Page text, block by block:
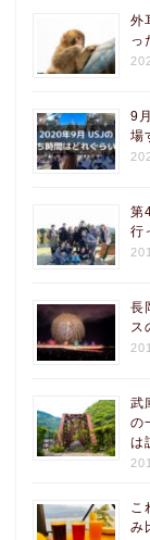
外
っ
9
場
第
行
長
ス
武
の
は
こ
み